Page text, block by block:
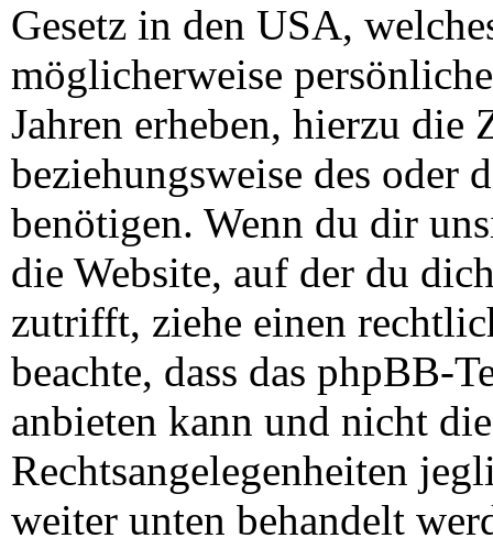
Gesetz in den USA,
möglicherweise
Jahren erheben, hierzu die
beziehungsweise des oder
benötigen. Wenn du dir
die Website, auf der du
zutrifft, ziehe einen
beachte, dass das phpBB-
anbieten kann und nicht
Rechtsangelegenheiten
weiter unten behandelt